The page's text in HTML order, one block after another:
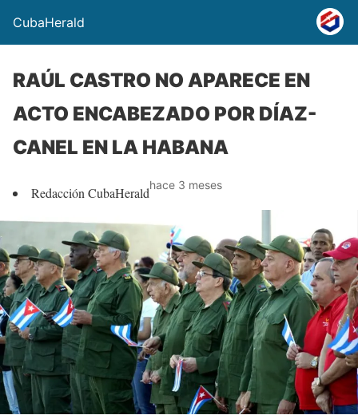
CubaHerald
RAÚL CASTRO NO APARECE EN
ACTO ENCABEZADO POR DÍAZ-
CANEL EN LA HABANA
Redacción CubaHeraldhace 3 meses